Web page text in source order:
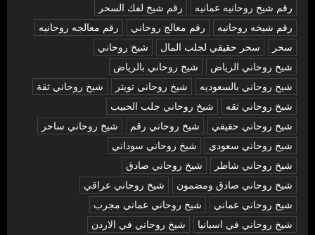
رقم شيخ روحانيه عمانيه
رقم شيخ لفك السحر
رقم شيخه روحانيه
رقم معالج روحاني
رقم معالجه روحانيه
سحر
سحر حقيقي لجلب المال
شيخ روحاني
شيخ روحاني الرياض
شيخ روحاني بالرياض
شيخ روحاني بالسعوديه
شيخ روحاني تويتر
شيخ روحاني ثقة
شيخ روحاني ثقه
شيخ روحاني جلب الحبيب
شيخ روحاني حقيقي
شيخ روحاني رقم
شيخ روحاني ساحر
شيخ روحاني سعودي
شيخ روحاني سوداني
شيخ روحاني شاطر
شيخ روحاني صادق
شيخ روحاني صادق ومضمون
شيخ روحاني عراقي
شيخ روحاني عماني
شيخ روحاني عماني مجرب
شيخ روحاني في اسبانيا
شيخ روحاني في الاردن